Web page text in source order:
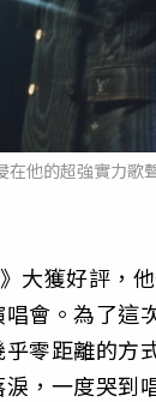
他的超強實力歌
大獲好評，
會。為了這
零距離的方
，一度哭到